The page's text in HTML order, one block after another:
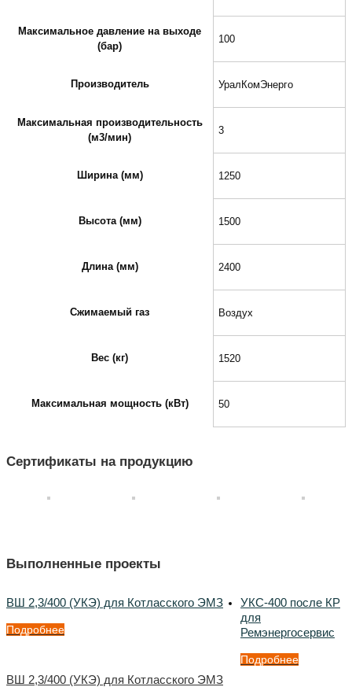
Максимальное давление на выходе
(бар)
100
Производитель УралКомЭнерго
Максимальная производительность
(м3/мин)
3
Ширина (мм) 1250
Высота (мм) 1500
Длина (мм) 2400
Сжимаемый газ Воздух
Вес (кг) 1520
Максимальная мощность (кВт) 50
Сертификаты на продукцию
Выполненные проекты
ВШ 2,3/400 (УКЭ) для Котласского ЭМЗ
Подробнее
ВШ 2,3/400 (УКЭ) для Котласского ЭМЗ
УКС-400 после КР
для
Ремэнергосервис
Подробнее